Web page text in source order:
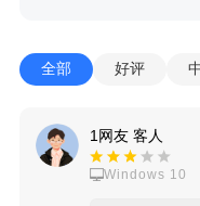
全部 好评
1网友 客人
Windows 10